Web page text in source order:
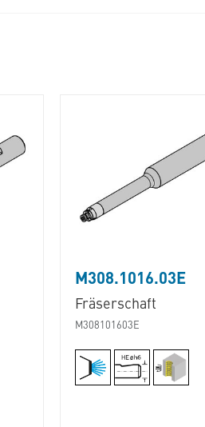
M308.1016.03E
Fräserschaft
M308101603E